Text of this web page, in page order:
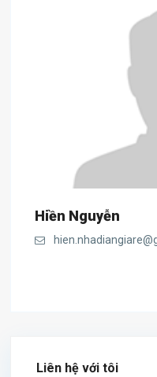
Hiền Nguyễn
Liên hệ với tôi